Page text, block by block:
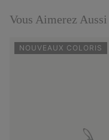
Vous Aimerez Aussi
NOUVEAUX COLORIS